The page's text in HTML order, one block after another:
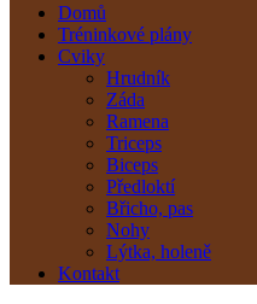
Domů
Tréninkové plány
Cviky
Hrudník
Záda
Ramena
Triceps
Biceps
Předloktí
Břicho, pas
Nohy
Lýtka, holeně
Kontakt